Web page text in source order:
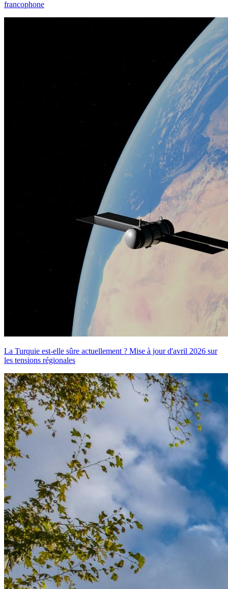
francophone
La Turquie est-elle sûre actuellement ? Mise à jour d'avril 2026 sur
les tensions régionales